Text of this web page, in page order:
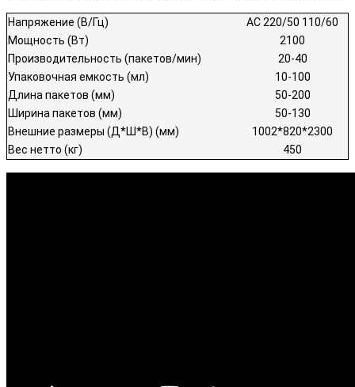
Напряжение (В/Гц)
AC 220/50 110/60
Мощность (Вт)
2100
Производительность (пакетов/мин)
20-40
Упаковочная емкость (мл)
10-100
Длина пакетов (мм)
50-200
Ширина пакетов (мм)
50-130
Внешние размеры (Д*Ш*В) (мм)
1002*820*2300
Вес нетто (кг)
450